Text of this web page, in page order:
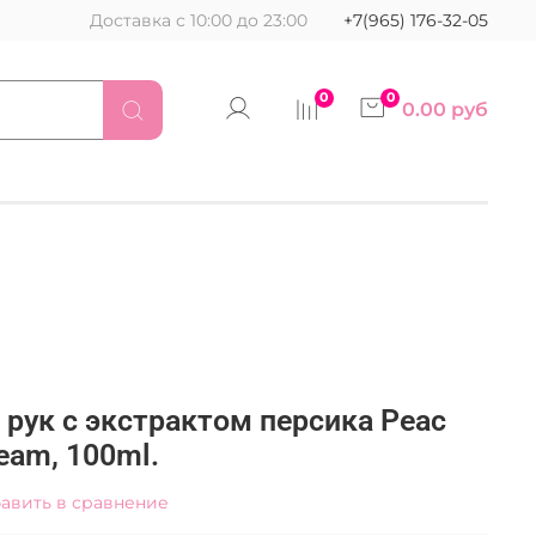
Доставка с 10:00 до 23:00 +7(965) 176-32-05
0 0 0.00 руб
с экстрактом персика Peac
100ml.
в сравнение